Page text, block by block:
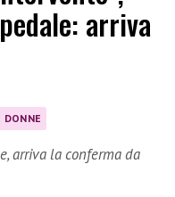
arriva
DONNE
arriva la conferma da